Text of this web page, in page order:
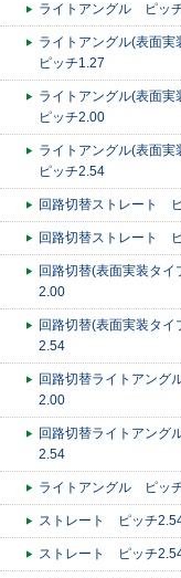
ライトアングル ピッ
ライトアングル(表面実
ピッチ1.27
ライトアングル(表面実
ピッチ2.00
ライトアングル(表面実
ピッチ2.54
回路切替ストレート
回路切替ストレート
回路切替(表面実装タイ
2.00
回路切替(表面実装タイ
2.54
回路切替ライトアン
2.00
回路切替ライトアン
2.54
ライトアングル ピッ
ストレート ピッチ
ストレート ピッチ